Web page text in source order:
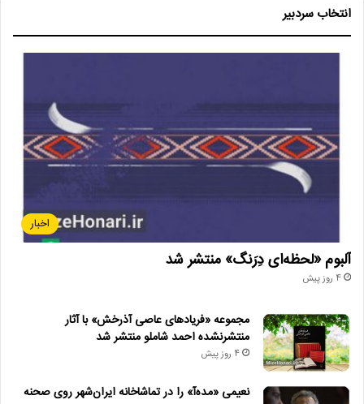
انتخاب سردبیر
اخبار
آلبوم «لحظه‌ای دِرَنگ» منتشر شد
4 روز پیش
مجموعه «فریادهای عاصی آذرخش» با آثار
منتشرنشده احمد شاملو منتشر شد
4 روز پیش
نعیمی «مده‌آ» را در تماشاخانه ایران‌شهر روی صحنه